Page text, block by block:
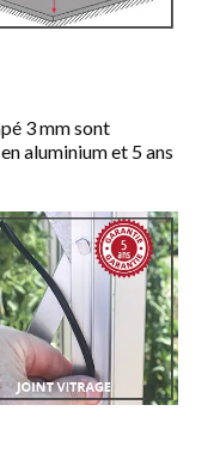
3 mm sont
aluminium et 5 ans